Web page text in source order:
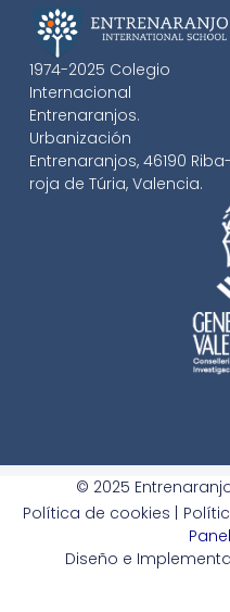
1974-2025 Colegio
Internacional
Entrenaranjos.
Urbanización
Entrenaranjos, 46190 Riba-
roja de Túria, Valencia.
© 2025
Política de cookies |
Diseño e